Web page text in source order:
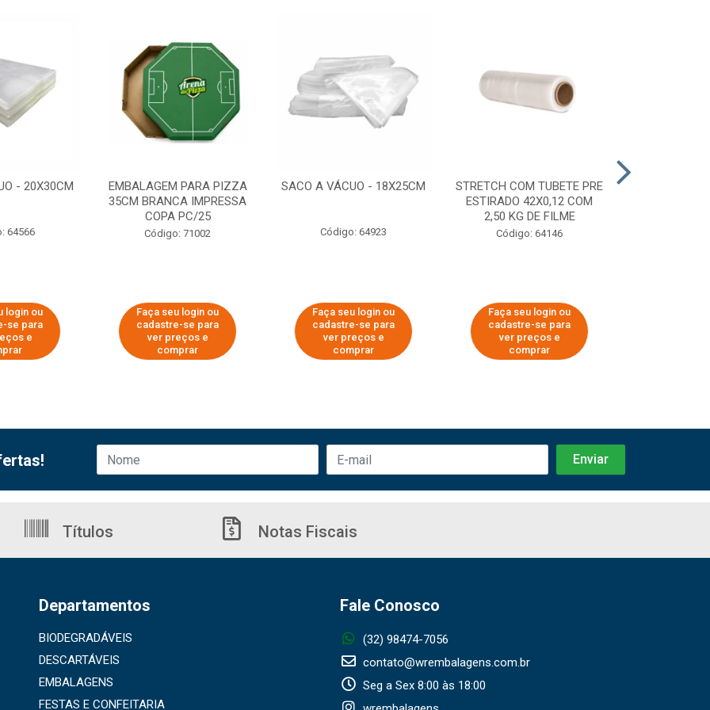
- 20X30CM
64566
login ou
se para
e
EMBALAGEM PARA PIZZA
35CM BRANCA IMPRESSA
COPA PC/25
Código: 71002
Faça seu login ou
cadastre-se para
ver preços e
comprar
SACO A VÁCUO - 18X25CM
Código: 64923
Faça seu login ou
cadastre-se para
ver preços e
comprar
STRETCH COM TUBETE PRE
ESTIRADO 42X0,12 COM
2,50 KG DE FILME
Código: 64146
Faça seu login ou
cadastre-se para
ver preços e
comprar
Títulos Notas Fiscais
Departamentos
BIODEGRADÁVEIS
DESCARTÁVEIS
EMBALAGENS
FESTAS E CONFEITARIA
Fale Conosco
(32) 98474-7056
contato@wrembalagens.com.br
Seg a Sex 8:00 às 18:00